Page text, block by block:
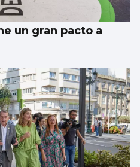
un gran pacto a